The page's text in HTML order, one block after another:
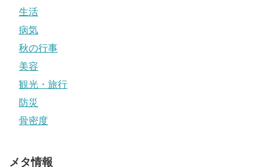
生活
病気
秋の行事
美容
観光・旅行
防災
骨密度
メタ情報